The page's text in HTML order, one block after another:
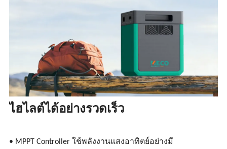
ไฮไลต์ได้อย่างรวดเร็ว
• MPPT Controller ใช้พลังงานแสงอาทิตย์อย่างมี